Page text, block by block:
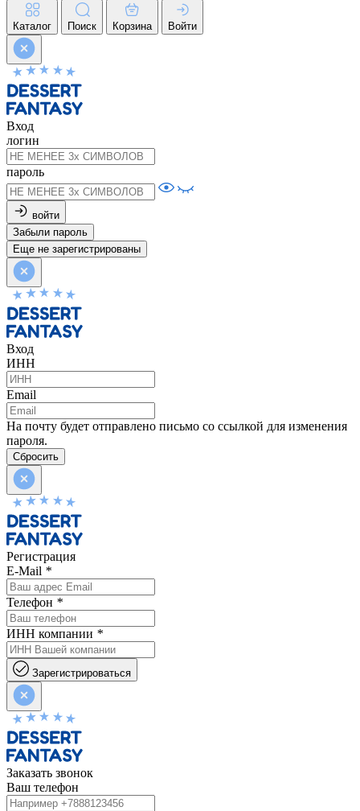
Каталог Поиск Корзина Войти
Вход
логин
пароль
войти
Забыли пароль
Еще не зарегистрированы
Вход
ИНН
Email
На почту будет отправлено письмо со ссылкой для изменения
пароля.
Сбросить
Регистрация
E-Mail *
Телефон *
ИНН компании *
Зарегистрироваться
Заказать звонок
Ваш телефон